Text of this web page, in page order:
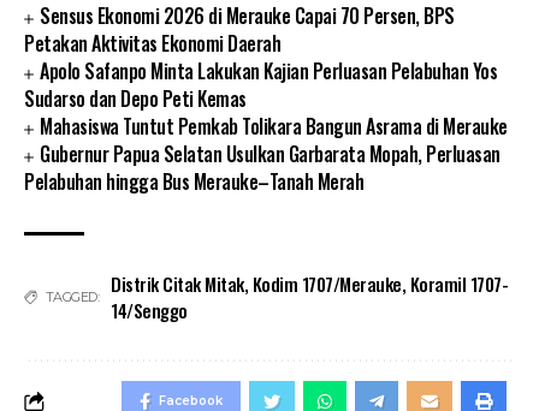
Sensus Ekonomi 2026 di Merauke Capai 70 Persen, BPS
Petakan Aktivitas Ekonomi Daerah
Apolo Safanpo Minta Lakukan Kajian Perluasan Pelabuhan Yos
Sudarso dan Depo Peti Kemas
Mahasiswa Tuntut Pemkab Tolikara Bangun Asrama di Merauke
Gubernur Papua Selatan Usulkan Garbarata Mopah, Perluasan
Pelabuhan hingga Bus Merauke–Tanah Merah
TAGGED: Distrik Citak Mitak, Kodim 1707/Merauke, Koramil 1707-
14/Senggo
Facebook